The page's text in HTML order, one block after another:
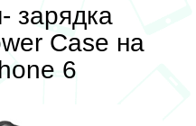
зарядка
Case на
6